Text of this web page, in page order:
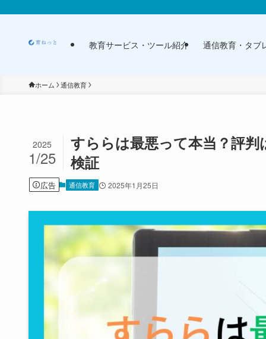
教育サービス・ツール紹介 通信教育・タブ
ホーム 通信教育
すららは最悪って本当？評
検証
2025
1/25
広告 通信教育 2025年1月25日